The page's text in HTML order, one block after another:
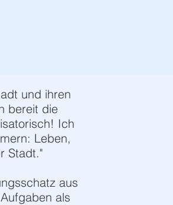
und ihren
bereit die
Ich
Leben,
Stadt."
aus
als